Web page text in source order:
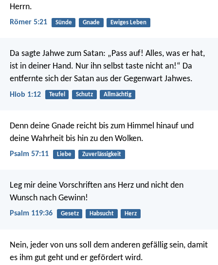
Herrn.
Römer 5:21 Sünde Gnade Ewiges Leben
Da sagte Jahwe zum Satan: „Pass auf! Alles, was er hat,
ist in deiner Hand. Nur ihn selbst taste nicht an!“ Da
entfernte sich der Satan aus der Gegenwart Jahwes.
Hiob 1:12 Teufel Schutz Allmächtig
Denn deine Gnade reicht bis zum Himmel hinauf und
deine Wahrheit bis hin zu den Wolken.
Psalm 57:11 Liebe Zuverlässigkeit
Leg mir deine Vorschriften ans Herz und nicht den
Wunsch nach Gewinn!
Psalm 119:36 Gesetz Habsucht Herz
Nein, jeder von uns soll dem anderen gefällig sein, damit
es ihm gut geht und er gefördert wird.